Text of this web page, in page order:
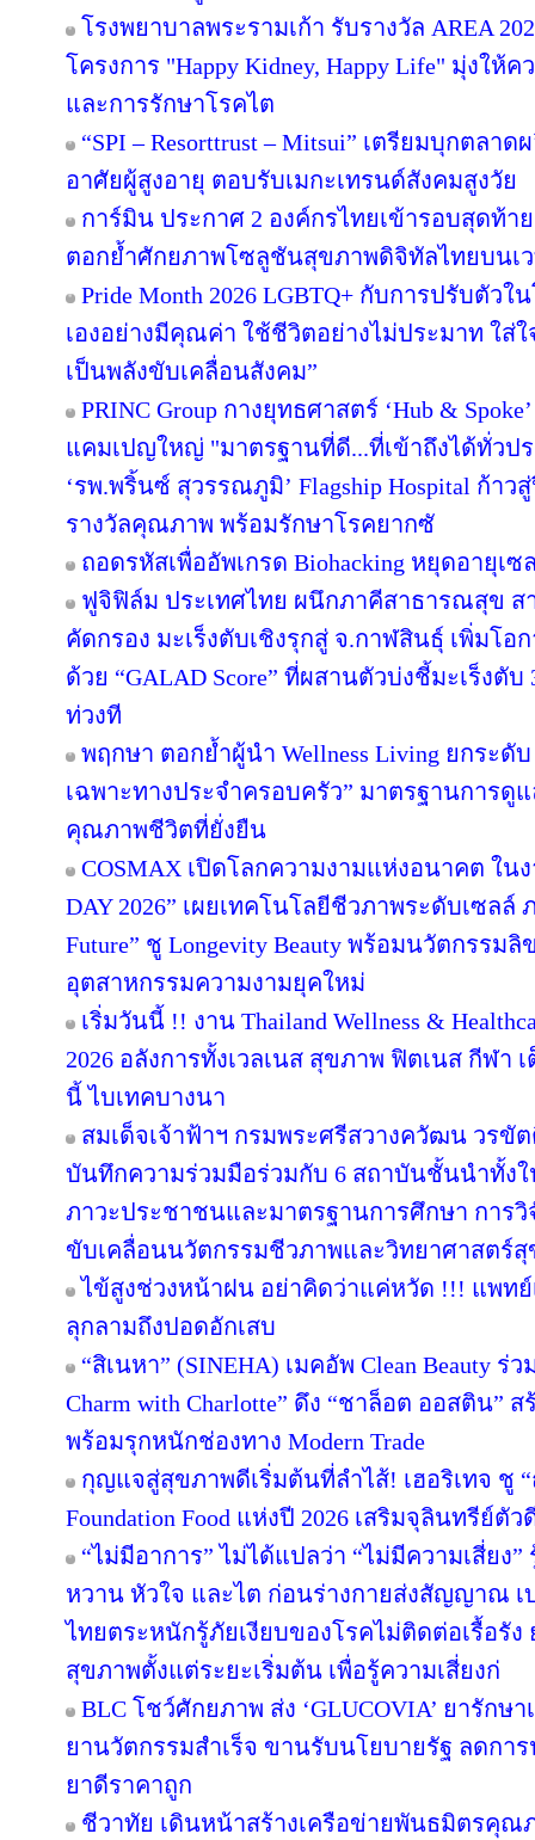
โรงพยาบาลพระรามเก้า รับรางวัล AREA
โครงการ "Happy Kidney, Happy Life" มุ่งใ
และการรักษาโรคไต
“SPI – Resorttrust – Mitsui” เตรียมบุกตล
อาศัยผู้สูงอายุ ตอบรับเมกะเทรนด์สังคมสูงวัย
การ์มิน ประกาศ 2 องค์กรไทยเข้ารอบสุดท้าย
ตอกย้ำศักยภาพโซลูชันสุขภาพดิจิทัลไทยบนเ
Pride Month 2026 LGBTQ+ กับการปรับตัว
เองอย่างมีคุณค่า ใช้ชีวิตอย่างไม่ประมาท ใส่
เป็นพลังขับเคลื่อนสังคม”
PRINC Group กางยุทธศาสตร์ ‘Hub &
แคมเปญใหญ่ "มาตรฐานที่ดี...ที่เข้าถึงได้ทั่วปร
‘รพ.พริ้นซ์ สุวรรณภูมิ’ Flagship Hospital ก้า
รางวัลคุณภาพ พร้อมรักษาโรคยากซั
ถอดรหัสเพื่ออัพเกรด Biohacking หยุดอายุเ
ฟูจิฟิล์ม ประเทศไทย ผนึกภาคีสาธารณสุข ส
คัดกรอง มะเร็งตับเชิงรุกสู่ จ.กาฬสินธุ์ เพิ่มโอ
ด้วย “GALAD Score” ที่ผสานตัวบ่งชี้มะเร็งตั
ท่วงที
พฤกษา ตอกย้ำผู้นำ Wellness Living ยกระดั
เฉพาะทางประจำครอบครัว” มาตรฐานการดู
คุณภาพชีวิตที่ยั่งยืน
COSMAX เปิดโลกความงามแห่งอนาคต ในง
DAY 2026” เผยเทคโนโลยีชีวภาพระดับเซลล์
Future” ชู Longevity Beauty พร้อมนวัตกรรม
อุตสาหกรรมความงามยุคใหม่
เริ่มวันนี้ !! งาน Thailand Wellness &
2026 อลังการทั้งเวลเนส สุขภาพ ฟิตเนส กีฬา
นี้ ไบเทคบางนา
สมเด็จเจ้าฟ้าฯ กรมพระศรีสวางควัฒน วรขั
บันทึกความร่วมมือร่วมกับ 6 สถาบันชั้นนำทั้ง
ภาวะประชาชนและมาตรฐานการศึกษา การ
ขับเคลื่อนนวัตกรรมชีวภาพและวิทยาศาสตร์
ไข้สูงช่วงหน้าฝน อย่าคิดว่าแค่หวัด !!! แพทย์
ลุกลามถึงปอดอักเสบ
“สิเนหา” (SINEHA) เมคอัพ Clean Beauty ร่
Charm with Charlotte” ดึง “ชาล็อต ออสติน”
พร้อมรุกหนักช่องทาง Modern Trade
กุญแจสู่สุขภาพดีเริ่มต้นที่ลำไส้! เฮอริเทจ ชู
Foundation Food แห่งปี 2026 เสริมจุลินทรีย์
“ไม่มีอาการ” ไม่ได้แปลว่า “ไม่มีความเสี่ยง
หวาน หัวใจ และไต ก่อนร่างกายส่งสัญญาณ เ
ไทยตระหนักรู้ภัยเงียบของโรคไม่ติดต่อเรื้อรั
สุขภาพตั้งแต่ระยะเริ่มต้น เพื่อรู้ความเสี่ยงก่
BLC โชว์ศักยภาพ ส่ง ‘GLUCOVIA’ ยารัก
ยานวัตกรรมสำเร็จ ขานรับนโยบายรัฐ ลดกา
ยาดีราคาถูก
ชีวาทัย เดินหน้าสร้างเครือข่ายพันธมิตรคุ